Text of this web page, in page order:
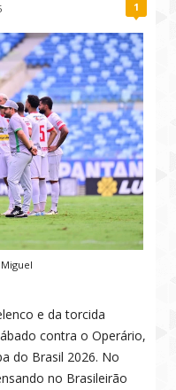
1
e da torcida
contra o Operário,
do Brasil 2026. No
no Brasileirão